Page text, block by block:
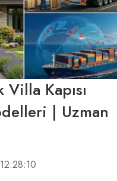
Kapısı
| Uzman